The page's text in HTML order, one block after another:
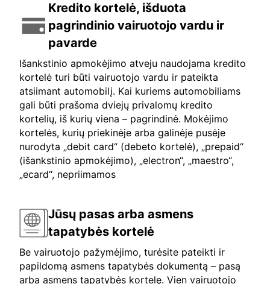
Kredito kortelė, išduota
pagrindinio vairuotojo vardu ir
pavarde
Išankstinio apmokėjimo atveju naudojama kredito
kortelė turi būti vairuotojo vardu ir pateikta
atsiimant automobilį. Kai kuriems automobiliams
gali būti prašoma dviejų privalomų kredito
kortelių, iš kurių viena – pagrindinė. Mokėjimo
kortelės, kurių priekinėje arba galinėje pusėje
nurodyta „debit card“ (debeto kortelė), „prepaid“
(išankstinio apmokėjimo), „electron“, „maestro“,
„ecard“, nepriimamos
Jūsų pasas arba asmens
tapatybės kortelė
Be vairuotojo pažymėjimo, turėsite pateikti ir
papildomą asmens tapatybės dokumentą – pasą
arba asmens tapatybės kortelę. Vien vairuotojo